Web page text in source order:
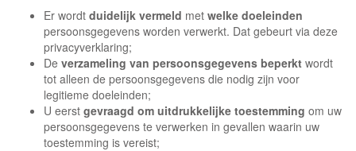
Er wordt duidelijk vermeld met welke doeleinden
persoonsgegevens worden verwerkt. Dat gebeurt via deze
privacyverklaring;
De verzameling van persoonsgegevens beperkt wordt
tot alleen de persoonsgegevens die nodig zijn voor
legitieme doeleinden;
U eerst gevraagd om uitdrukkelijke toestemming om uw
persoonsgegevens te verwerken in gevallen waarin uw
toestemming is vereist;